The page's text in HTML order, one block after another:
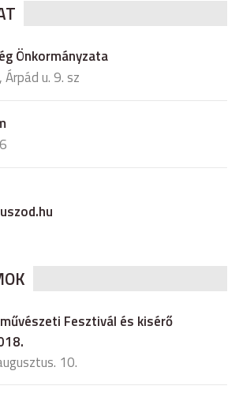
Önkormányzata
u. 9. sz
Fesztivál és kisérő
10.